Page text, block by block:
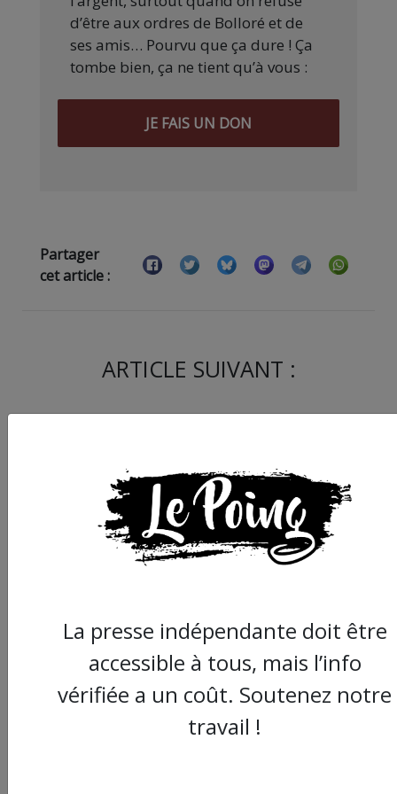
d’être aux ordres de Bolloré et de
ses amis… Pourvu que ça dure ! Ça
tombe bien, ça ne tient qu’à vous :
JE FAIS UN DON
Partager
cet article :
ARTICLE SUIVANT :
anti squat et anti
locataires est
dégueulasse
La presse indépendante doit être
accessible à tous, mais l’info
vérifiée a un coût. Soutenez notre
travail !